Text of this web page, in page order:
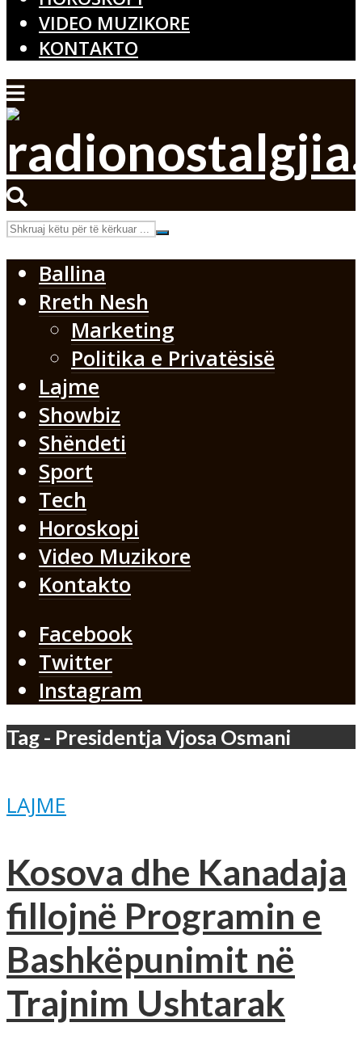
VIDEO MUZIKORE
KONTAKTO
Ballina
Rreth Nesh
Marketing
Politika e Privatësisë
Lajme
Showbiz
Shëndeti
Sport
Tech
Horoskopi
Video Muzikore
Kontakto
Facebook
Twitter
Instagram
Tag - Presidentja Vjosa Osmani
LAJME
Kosova dhe Kanadaja
fillojnë Programin e
Bashkëpunimit në
Trajnim Ushtarak